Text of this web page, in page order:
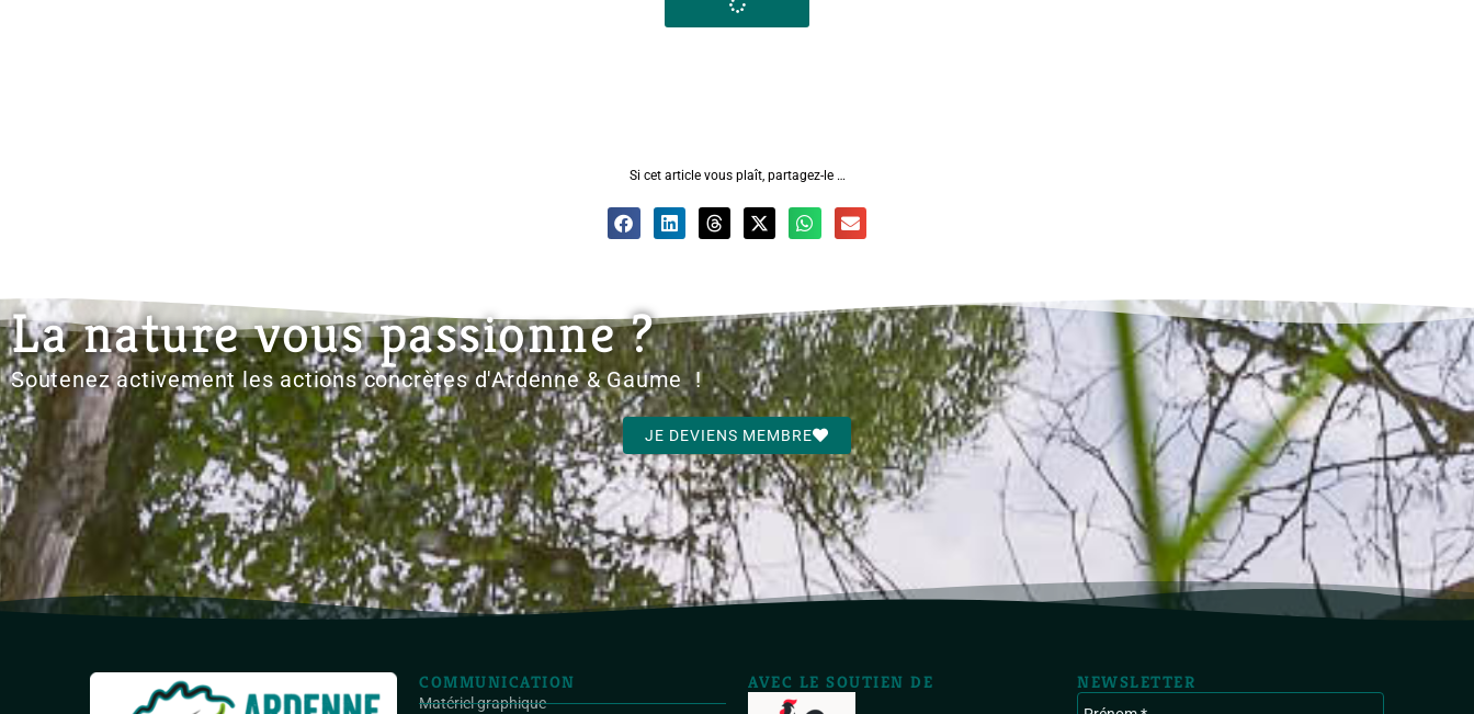
Si cet article vous plaît, partagez-le …
La nature vous passionne ?
Soutenez activement les actions concrètes d'Ardenne & Gaume !
JE DEVIENS MEMBRE
COMMUNICATION
Matériel graphique
AVEC LE SOUTIEN DE NEWSLETTER